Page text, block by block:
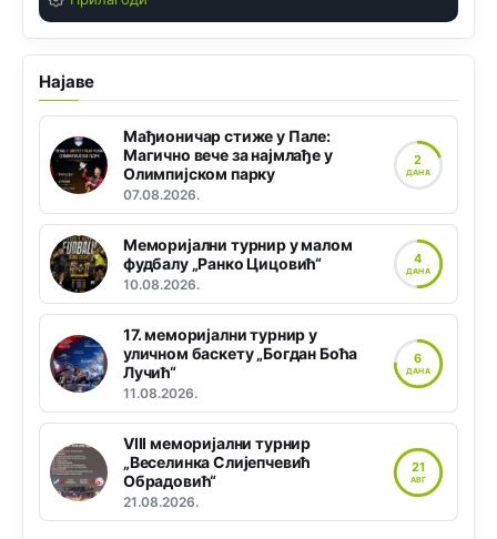
Најаве
Мађионичар стиже у Пале:
Магично вече за најмлађе у
Олимпијском парку
07.08.2026.
2
ДАНА
Меморијални турнир у малом
фудбалу „Ранко Цицовић“
10.08.2026.
4
ДАНА
17. меморијални турнир у
уличном баскету „Богдан Боћа
Лучић“
11.08.2026.
6
ДАНА
VIII меморијални турнир
„Веселинка Слијепчевић
Обрадовић“
21.08.2026.
21
АВГ